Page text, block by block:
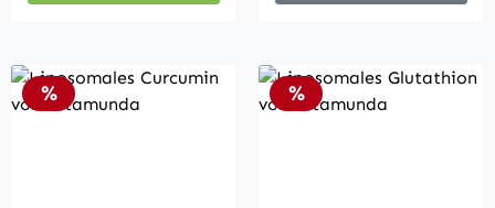
Rabatt
% Rabatt
%